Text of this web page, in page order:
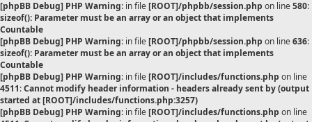
[phpBB Debug] PHP Warning: in file[ROOT]/phpbb/session.php on line580:
sizeof(): Parameter must be an array or an object that implements
Countable
[phpBB Debug] PHP Warning: in file[ROOT]/phpbb/session.php on line636:
sizeof(): Parameter must be an array or an object that implements
Countable
[phpBB Debug] PHP Warning: in file[ROOT]/includes/functions.php on line
4511:Cannot modify header information - headers already sent by (output
started at [ROOT]/includes/functions.php:3257)
[phpBB Debug] PHP Warning: in file[ROOT]/includes/functions.php on line